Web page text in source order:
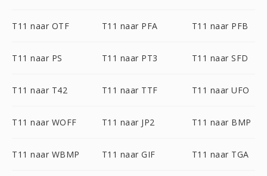
T11 naar OTF T11 naar PFA T11 naar PFB
T11 naar PS T11 naar PT3 T11 naar SFD
T11 naar T42 T11 naar TTF T11 naar UFO
T11 naar WOFF T11 naar JP2 T11 naar BMP
T11 naar WBMP T11 naar GIF T11 naar TGA